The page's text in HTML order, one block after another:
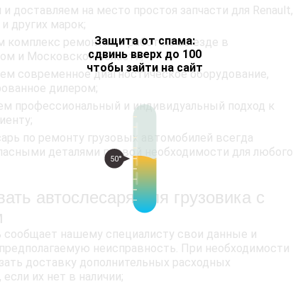
Защита от спама:
сдвинь вверх до 100
чтобы зайти на сайт
50°
и доставляем на место простоя запчасти для Renault,
других марок;
комплекс ремонтных работ на выезде в
и Московской области;
современное диагностическое оборудование,
дилером;
профессиональный и индивидуальный подход к
по ремонту грузовых автомобилей всегда
деталями первой необходимости для любого
автослесаря для грузовика с
сообщает нашему специалисту свои данные и
неисправность. При необходимости
доставку дополнительных расходных
если их нет в наличии;